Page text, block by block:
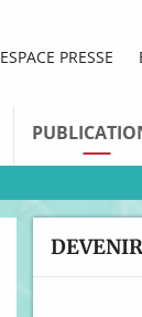
ESPACE PRESSE